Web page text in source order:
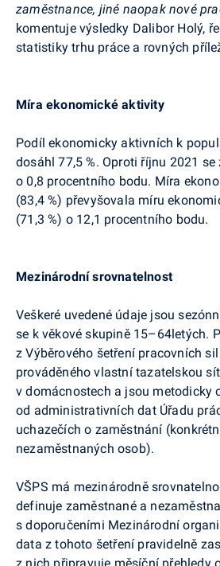
zaměstnance, jiné naopak nové
komentuje výsledky Dalibor Holý,
statistiky trhu práce a rovných
Míra ekonomické aktivity
Podíl ekonomicky aktivních k
dosáhl 77,5 %. Oproti říjnu 2021 se
o 0,8 procentního bodu. Míra
(83,4 %) převyšovala míru
(71,3 %) o 12,1 procentního bodu.
Mezinárodní srovnatelnost
Veškeré uvedené údaje jsou
se k věkové skupině 15–64letých.
z Výběrového šetření pracovních sil
prováděného vlastní tazatelskou
v domácnostech a jsou metodicky
od administrativních dat Úřadu
uchazečích o zaměstnání
nezaměstnaných osob).
VŠPS má mezinárodně
definuje zaměstnané a
s doporučeními Mezinárodní
data z tohoto šetření pravidelně